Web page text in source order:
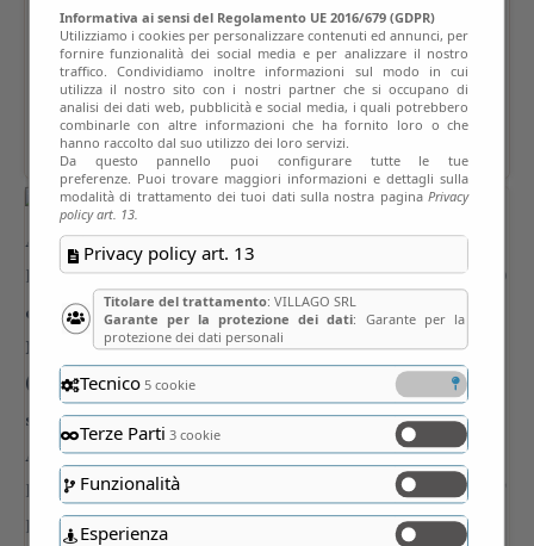
Informativa ai sensi del Regolamento UE 2016/679 (GDPR)
Utilizziamo i cookies per personalizzare contenuti ed annunci, per
fornire funzionalità dei social media e per analizzare il nostro
traffico. Condividiamo inoltre informazioni sul modo in cui
utilizza il nostro sito con i nostri partner che si occupano di
analisi dei dati web, pubblicità e social media, i quali potrebbero
combinarle con altre informazioni che ha fornito loro o che
hanno raccolto dal suo utilizzo dei loro servizi.
Da questo pannello puoi configurare tutte le tue
preferenze. Puoi trovare maggiori informazioni e dettagli sulla
modalità di trattamento dei tuoi dati sulla nostra paginaPrivacy
policy art. 13.
Privacy policy art. 13
Titolare del trattamento: VILLAGO SRL
Garante per la protezione dei dati: Garante per la
protezione dei dati personali
Tecnico5 cookie
Terze Parti 3 cookie
Funzionalità
Esperienza